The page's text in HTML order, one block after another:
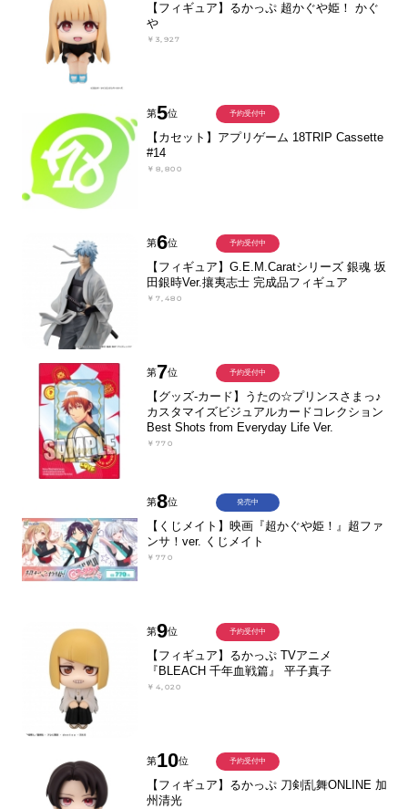
【フィギュア】るかっぷ 超かぐや姫！ かぐ
や
￥3,927
第5位
【カセット】アプリゲーム 18TRIP Cassette
#14
￥8,800
予約受付中
第6位
【フィギュア】G.E.M.Caratシリーズ 銀魂 坂
田銀時Ver.攘夷志士 完成品フィギュア
￥7,480
予約受付中
第7位
【グッズ-カード】うたの☆プリンスさまっ♪
カスタマイズビジュアルカードコレクション
Best Shots from Everyday Life Ver.
￥770
予約受付中
第8位
【くじメイト】映画『超かぐや姫！』超ファ
ンサ！ver. くじメイト
￥770
発売中
第9位
【フィギュア】るかっぷ TVアニメ
『BLEACH 千年血戦篇』 平子真子
￥4,020
予約受付中
第10位
【フィギュア】るかっぷ 刀剣乱舞ONLINE 加
州清光
予約受付中